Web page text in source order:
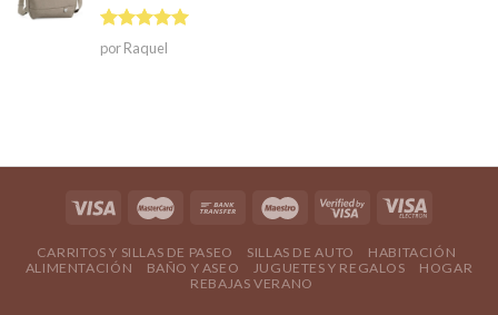
Valorado en
5
de 5
por Raquel
CARRITOS Y SILLAS DE PASEO SILLAS DE AUTO
HABITACIÓN
ALIMENTACIÓN
BAÑO Y ASEO JUGUETES Y REGALOS
HOGAR
REBAJAS VERANO